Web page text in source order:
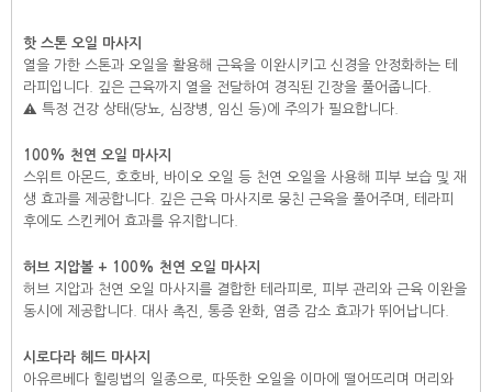
핫 스톤 오일 마사지
열을 가한 스톤과 오일을 활용해 근육을 이완시키고 신경을 안정화하는 테
라피입니다. 깊은 근육까지 열을 전달하여 경직된 긴장을 풀어줍니다.
⚠️ 특정 건강 상태(당뇨, 심장병, 임신 등)에 주의가 필요합니다.
100% 천연 오일 마사지
스위트 아몬드, 호호바, 바이오 오일 등 천연 오일을 사용해 피부 보습 및 재
생 효과를 제공합니다. 깊은 근육 마사지로 뭉친 근육을 풀어주며, 테라피
후에도 스킨케어 효과를 유지합니다.
허브 지압볼 + 100% 천연 오일 마사지
허브 지압과 천연 오일 마사지를 결합한 테라피로, 피부 관리와 근육 이완을
동시에 제공합니다. 대사 촉진, 통증 완화, 염증 감소 효과가 뛰어납니다.
시로다라 헤드 마사지
아유르베다 힐링법의 일종으로, 따뜻한 오일을 이마에 떨어뜨리며 머리와